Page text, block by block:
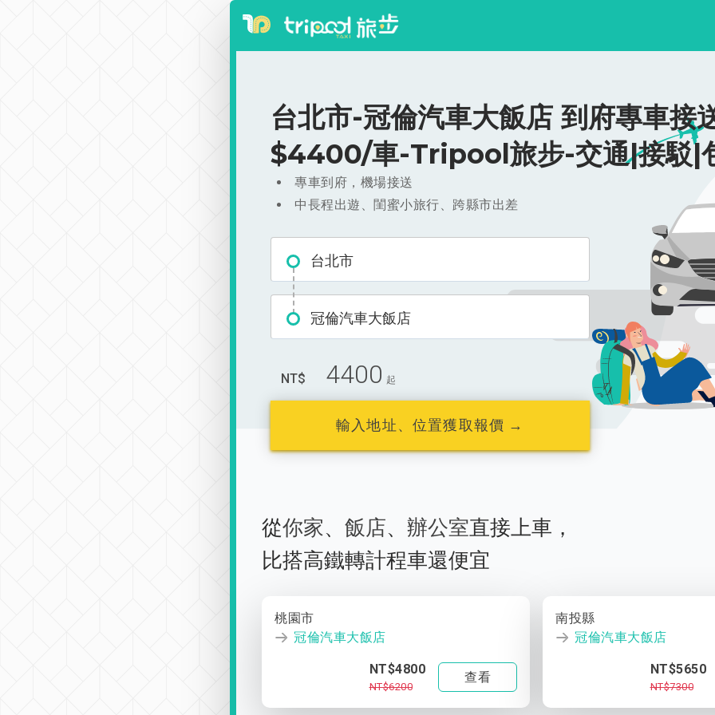
台北市-冠倫汽車大飯店 到府專車接
$4400/車-Tripool旅步-交通|接駁|
專車到府，機場接送
中長程出遊、閨蜜小旅行、跨縣市出差
台北市
冠倫汽車大飯店
NT$ 4400 起
輸入地址、位置獲取報價 →
從你家、 飯店、 辦公室直接上車，
比搭高鐵轉計程車還便宜
桃園市
冠倫汽車大飯店
NT$4800
NT$6200
查看
南投縣
冠倫汽車大飯店
NT$5650
NT$7300